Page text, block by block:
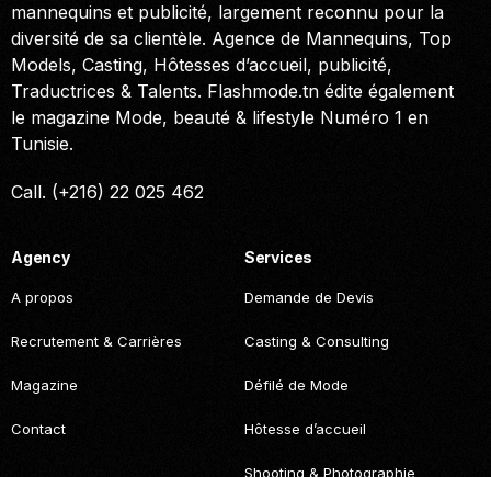
mannequins et publicité, largement reconnu pour la
diversité de sa clientèle. Agence de Mannequins, Top
Models, Casting, Hôtesses d’accueil, publicité,
Traductrices & Talents. Flashmode.tn édite également
le magazine Mode, beauté & lifestyle Numéro 1 en
Tunisie.
Call. (+216) 22 025 462
Agency
A propos
Recrutement & Carrières
Magazine
Contact
Services
Demande de Devis
Casting & Consulting
Défilé de Mode
Hôtesse d’accueil
Shooting & Photographie